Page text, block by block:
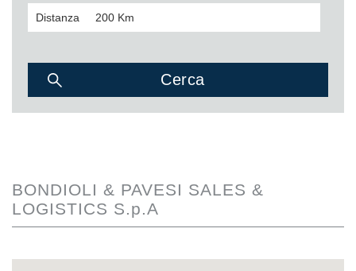
Distanza
BONDIOLI & PAVESI SALES &
LOGISTICS S.p.A